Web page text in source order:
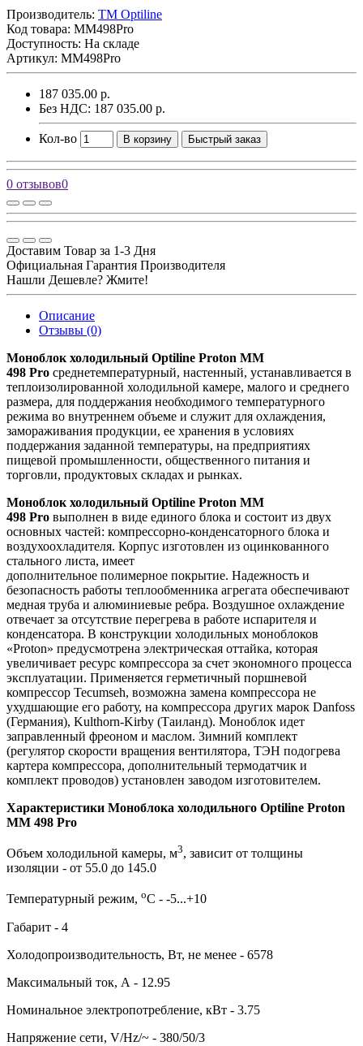
Производитель: TM Optiline
Код товара: MM498Pro
Доступность: На складе
Артикул: MM498Pro
187 035.00 р.
Без НДС: 187 035.00 р.
Кол-во В корзину Быстрый заказ
0 отзывов0
Доставим Товар за 1-3 Дня
Официальная Гарантия Производителя
Нашли Дешевле? Жмите!
Описание
Отзывы (0)
Моноблок холодильный Optiline Proton MM
498 Pro среднетемпературный, настенный, устанавливается в
теплоизолированной холодильной камере, малого и среднего
размера, для поддержания необходимого температурного
режима во внутреннем объеме и служит для охлаждения,
замораживания продукции, ее хранения в условиях
поддержания заданной температуры, на предприятиях
пищевой промышленности, общественного питания и
торговли, продуктовых складах и рынках.
Моноблок холодильный Optiline Proton MM
498 Pro выполнен в виде единого блока и состоит из двух
основных частей: компрессорно-конденсаторного блока и
воздухоохладителя. Корпус изготовлен из оцинкованного
стального листа, имеет
дополнительное полимерное покрытие. Надежность и
безопасность работы теплообменника агрегата обеспечивают
медная труба и алюминиевые ребра. Воздушное охлаждение
отвечает за отсутствие перегрева в работе испарителя и
конденсатора. В конструкции холодильных моноблоков
«Proton» предусмотрена электрическая оттайка, которая
увеличивает ресурс компрессора за счет экономного процесса
эксплуатации. Применяется герметичный поршневой
компрессор Tecumseh, возможна замена компрессора не
ухудшающие его работу, на компрессора других марок Danfoss
(Германия), Kulthorn-Kirby (Таиланд). Моноблок идет
заправленный фреоном и маслом. Зимний комплект
(регулятор скорости вращения вентилятора, ТЭН подогрева
картера компрессора, дополнительный термодатчик и
комплект проводов) установлен заводом изготовителем.
Характеристики Моноблока холодильного Optiline Proton
MM 498 Pro
Объем холодильной камеры, м3, зависит от толщины
изоляции - от 55.0 до 145.0
Температурный режим, оС - -5...+10
Габарит - 4
Холодопроизводительность, Вт, не менее - 6578
Максимальный ток, А - 12.95
Номинальное электропотребление, кВт - 3.75
Напряжение сети, V/Hz/~ - 380/50/3